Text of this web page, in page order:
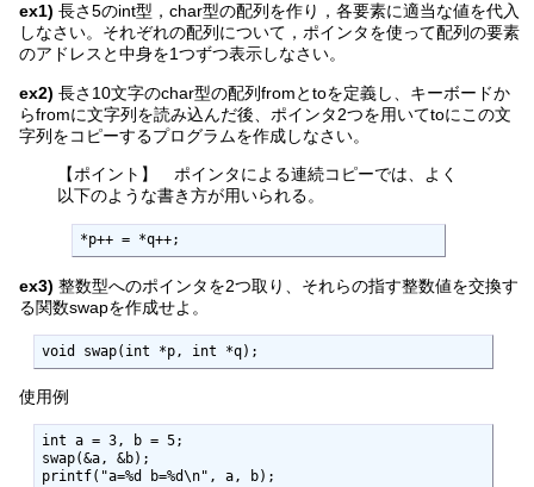
ex1) 長さ5のint型，char型の配列を作り，各要素に適当な値を代入
しなさい。それぞれの配列について，ポインタを使って配列の要素
のアドレスと中身を1つずつ表示しなさい。
ex2) 長さ10文字のchar型の配列fromとtoを定義し、キーボードか
らfromに文字列を読み込んだ後、ポインタ2つを用いてtoにこの文
字列をコピーするプログラムを作成しなさい。
【ポイント】 ポインタによる連続コピーでは、よく
以下のような書き方が用いられる。
*p++ = *q++;
ex3) 整数型へのポインタを2つ取り、それらの指す整数値を交換す
る関数swapを作成せよ。
void swap(int *p, int *q);
使用例
int a = 3, b = 5;
swap(&a, &b);
printf("a=%d b=%d\n", a, b);